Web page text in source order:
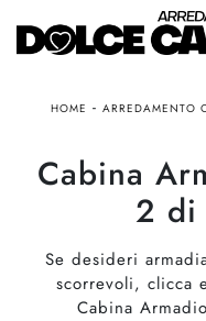
HOME - ARREDAMENTO
Cabina
2 di
Se desideri
scorrevoli, clicca
Cabina